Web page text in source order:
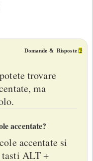
Domande & Risposte ⍰
trovare
ma
accentate?
accentate si
tasti ALT +